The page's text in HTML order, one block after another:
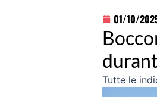
01/10/
Tutte le